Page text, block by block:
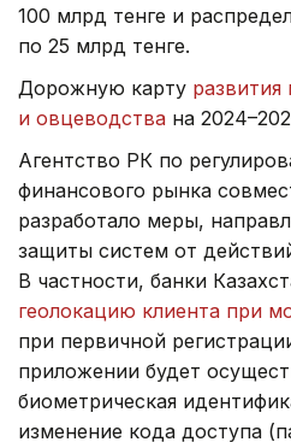
100 млрд тенге и
по 25 млрд тенге.
Дорожную карту развития
и овцеводства на
Агентство РК по
финансового рынка
разработало меры,
защиты систем от
В частности, банки
геолокацию клиента при
при первичной
приложении будет
биометрическая
изменение кода доступа